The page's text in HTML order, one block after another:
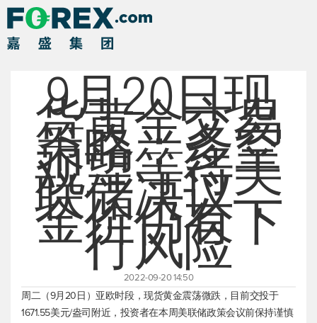
9月20日现
货黄金交易
策略：多空
观望等待美
联储决议，
金价仍有下
行风险
2022-09-20 14:50
周二（9月20日）亚欧时段，现货黄金震荡微跌，目前交投于
1671.55美元/盎司附近，投资者在本周美联储政策会议前保持谨慎